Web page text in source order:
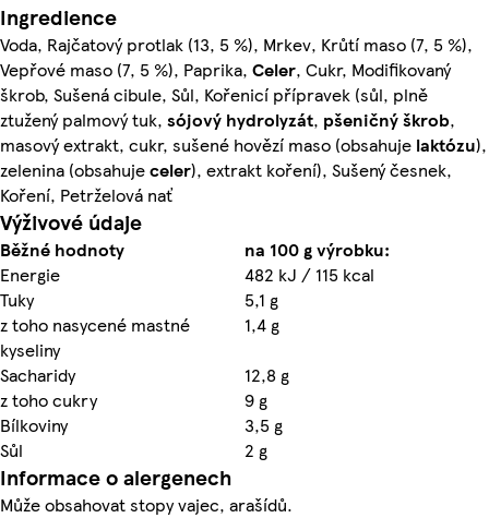
Ingredience
Voda, Rajčatový protlak (13, 5 %), Mrkev, Krůtí maso (7, 5 %),
Vepřové maso (7, 5 %), Paprika, Celer, Cukr, Modifikovaný
škrob, Sušená cibule, Sůl, Kořenicí přípravek (sůl, plně
ztužený palmový tuk, sójový hydrolyzát, pšeničnýškrob,
masový extrakt, cukr, sušené hovězí maso (obsahuje laktózu),
zelenina (obsahujeceler), extrakt koření), Sušený česnek,
Koření, Petrželová nať
Výživové údaje
Běžné hodnoty
na 100 g výrobku:
Energie
482 kJ / 115 kcal
Tuky
5,1 g
z toho nasycené mastné
kyseliny
1,4 g
Sacharidy
12,8 g
z toho cukry
9 g
Bílkoviny
3,5 g
Sůl
2 g
Informace o alergenech
Může obsahovat stopy vajec, arašídů.